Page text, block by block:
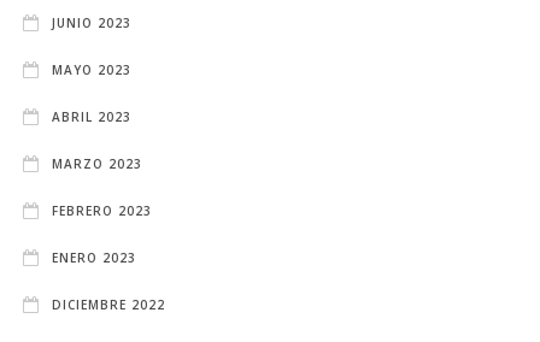
JUNIO 2023
MAYO 2023
ABRIL 2023
MARZO 2023
FEBRERO 2023
ENERO 2023
DICIEMBRE 2022